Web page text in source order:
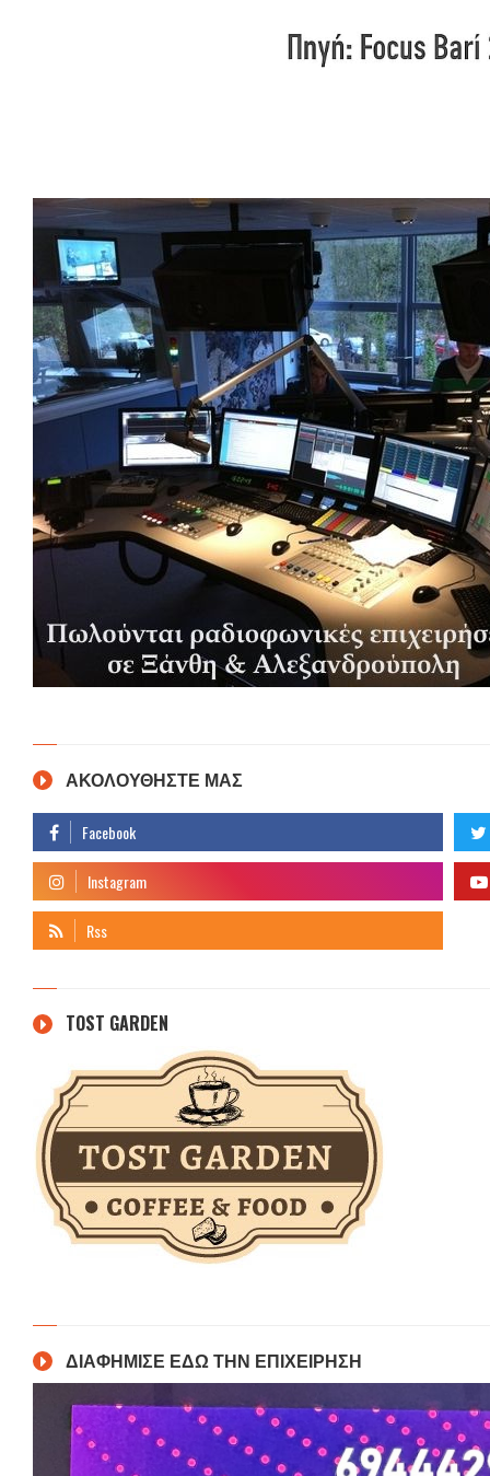
ΑΚΟΛΟΥΘΗΣΤΕ ΜΑΣ
TOST GARDEN
ΔΙΑΦΗΜΙΣΕ ΕΔΩ ΤΗΝ ΕΠΙΧΕΙΡΗΣΗ